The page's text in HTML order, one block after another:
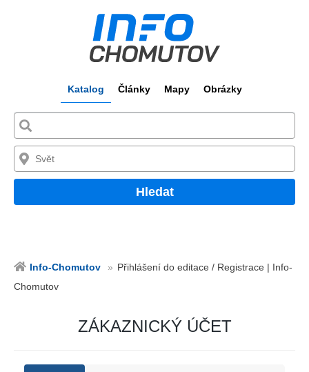
Katalog Články Mapy Obrázky
Hledat
Info-Chomutov
Přihlášení do editace / Registrace | Info-
Chomutov
ZÁKAZNICKÝ ÚČET